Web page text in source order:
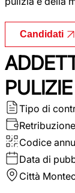
Candidati
Tipo di
Codice
Data di
Città